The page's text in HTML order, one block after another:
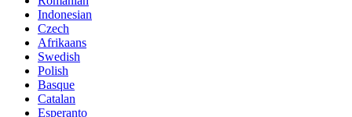
Indonesian
Czech
Afrikaans
Swedish
Polish
Basque
Catalan
Esperanto